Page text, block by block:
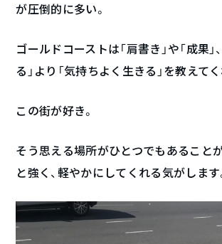
が圧倒的に多い。
ゴールドコーストは「肩書き」や「成果」
る」より「気持ちよく生きる」を教えて
この街が好き。
そう思える場所がひとつでもあること
と強く、軽やかにしてくれる気がします